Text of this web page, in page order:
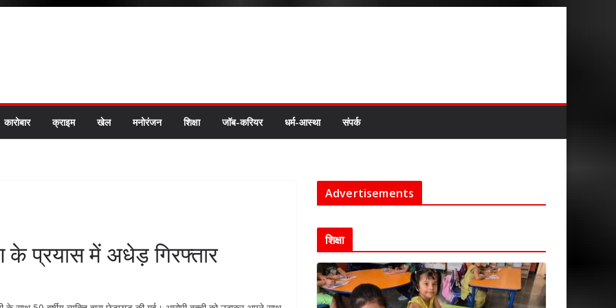
कारोबार क्राइम खेल मनोरंजन शिक्षा जॉब-करियर धर्म-आस्था संपर्क
प्रयास में अधेड़ गिरफ्तार
Advertisements
शिक्षा